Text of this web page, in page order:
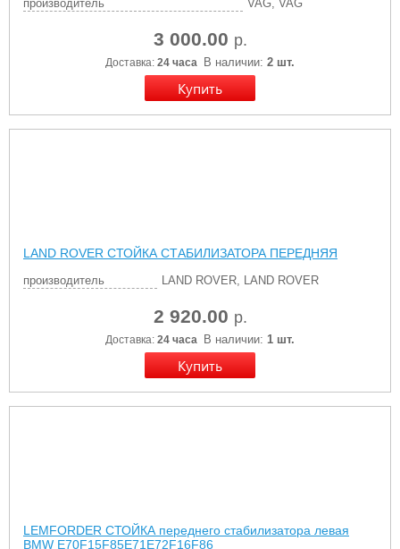
производитель VAG, VAG
3 000.00 р.
Доставка: 24 часа В наличии: 2 шт.
LAND ROVER СТОЙКА СТАБИЛИЗАТОРА ПЕРЕДНЯЯ
производитель LAND ROVER, LAND ROVER
2 920.00 р.
Доставка: 24 часа В наличии: 1 шт.
LEMFORDER СТОЙКА переднего стабилизатора левая
BMW E70F15F85E71E72F16F86